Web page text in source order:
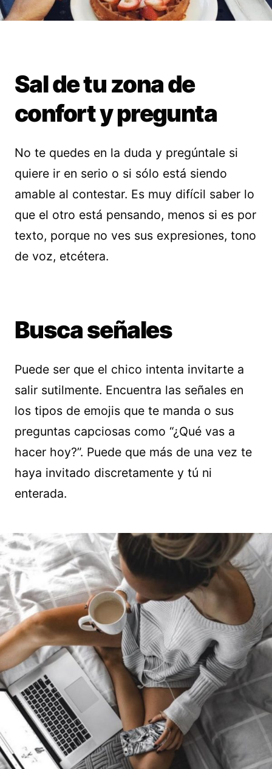
Sal de tu zona de
confort y pregunta
No te quedes en la duda y pregúntale si
quiere ir en serio o si sólo está siendo
amable al contestar. Es muy difícil saber lo
que el otro está pensando, menos si es por
texto, porque no ves sus expresiones, tono
de voz, etcétera.
Busca señales
Puede ser que el chico intenta invitarte a
salir sutilmente. Encuentra las señales en
los tipos de emojis que te manda o sus
preguntas capciosas como “¿Qué vas a
hacer hoy?”. Puede que más de una vez te
haya invitado discretamente y tú ni
enterada.